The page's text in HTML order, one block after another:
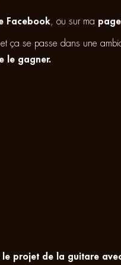
Facebook , ou sur ma
, et ça se passe dans une
le gagner.
projet de la guitare